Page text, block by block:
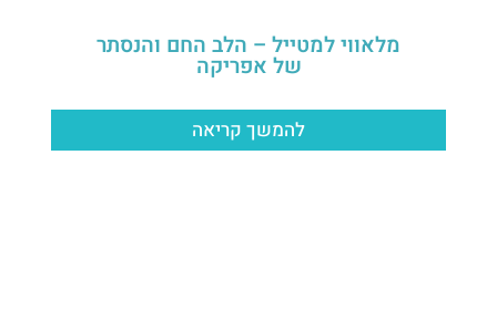
מלאווי למטייל – הלב החם והנסתר
של אפריקה
להמשך קריאה